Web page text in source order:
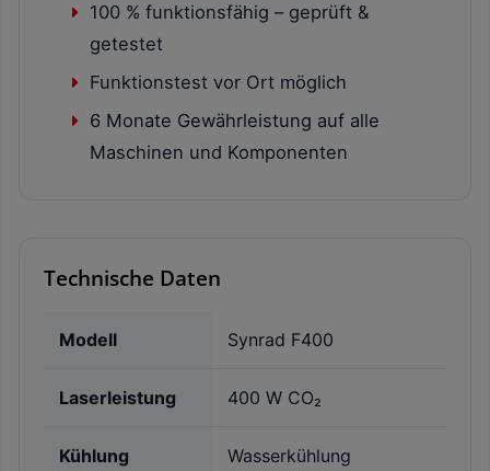
100 % funktionsfähig – geprüft &
getestet
Funktionstest vor Ort möglich
6 Monate Gewährleistung auf alle
Maschinen und Komponenten
Technische Daten
Modell Synrad F400
Laserleistung 400 W CO₂
Kühlung Wasserkühlung